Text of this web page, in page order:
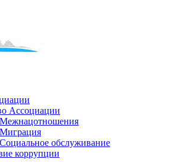
Ассоциации
Межнацотношения
Миграция
обслуживание
коррупции